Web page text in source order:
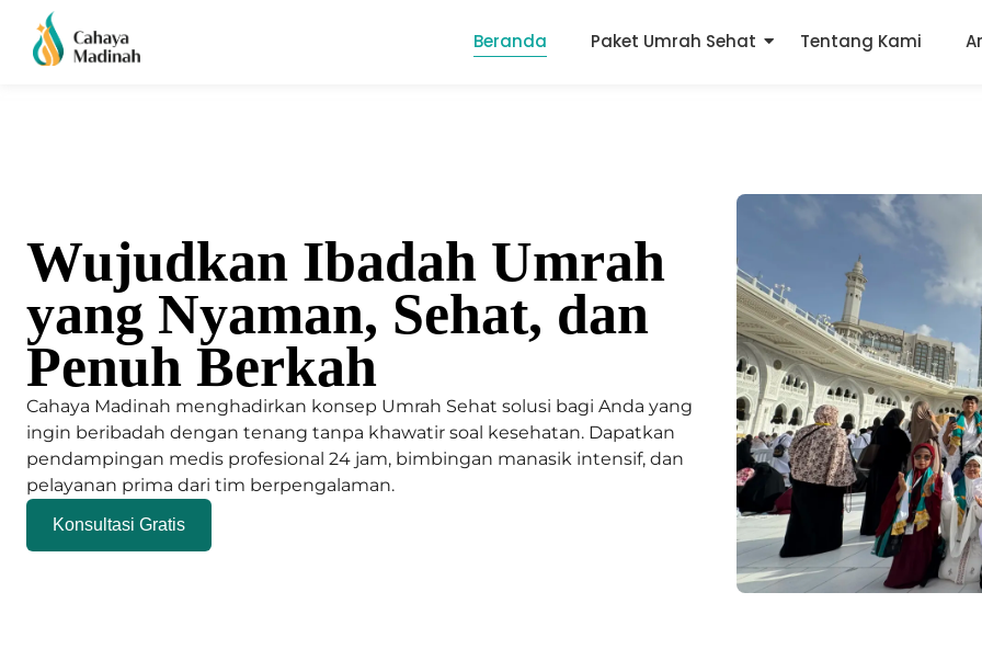
Beranda Paket Umrah Sehat Tentang Kami
Wujudkan Ibadah Umrah
yang Nyaman, Sehat, dan
Penuh Berkah
Cahaya Madinah menghadirkan konsep Umrah Sehat solusi bagi Anda yang
ingin beribadah dengan tenang tanpa khawatir soal kesehatan. Dapatkan
pendampingan medis profesional 24 jam, bimbingan manasik intensif, dan
pelayanan prima dari tim berpengalaman.
Konsultasi Gratis